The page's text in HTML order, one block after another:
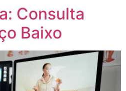
Consulta
Baixo